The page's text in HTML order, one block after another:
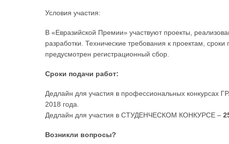
Условия участия:
В «Евразийской Премии» участвуют проекты,
разработки. Технические требования к проектам,
предусмотрен регистрационный сбор.
Сроки подачи работ:
Дедлайн для участия в профессиональных
2018 года.
Дедлайн для участия в СТУДЕНЧЕСКОМ КОНКУРСЕ –
Возникли вопросы?